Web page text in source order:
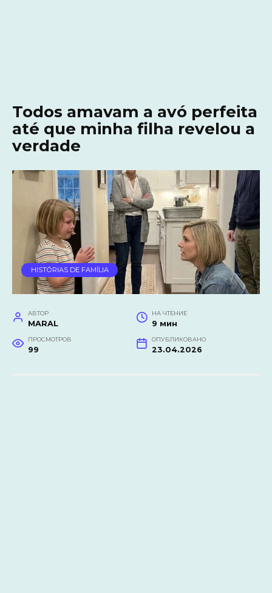
Todos amavam a avó perfeita
até que minha filha revelou a
verdade
HISTÓRIAS DE FAMÍLIA
АВТОР
MARAL
НА ЧТЕНИЕ
9 мин
ПРОСМОТРОВ
99
ОПУБЛИКОВАНО
23.04.2026